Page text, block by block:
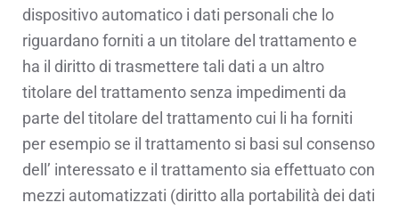
dispositivo automatico i dati personali che lo
riguardano forniti a un titolare del trattamento e
ha il diritto di trasmettere tali dati a un altro
titolare del trattamento senza impedimenti da
parte del titolare del trattamento cui li ha forniti
per esempio se il trattamento si basi sul consenso
dell’ interessato e il trattamento sia effettuato con
mezzi automatizzati (diritto alla portabilità dei dati